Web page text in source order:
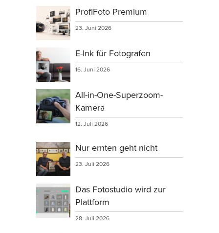
ProfiFoto Premium
23. Juni 2026
E-Ink für Fotografen
16. Juni 2026
All-in-One-Superzoom-
Kamera
12. Juli 2026
Nur ernten geht nicht
23. Juli 2026
Das Fotostudio wird zur
Plattform
28. Juli 2026